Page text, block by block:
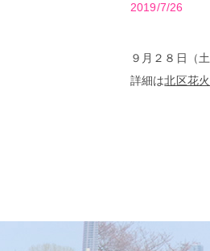
2019/7/26
９月２８日（
詳細は北区花